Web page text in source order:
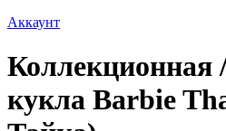
Аккаунт
Коллекционная
кукла Barbie